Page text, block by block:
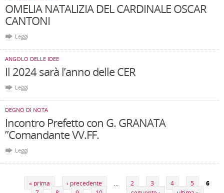
OMELIA NATALIZIA DEL CARDINALE OSCAR
CANTONI
Leggi
ANGOLO DELLE IDEE
Il 2024 sarà l’anno delle CER
Leggi
DEGNO DI NOTA
Incontro Prefetto con G. GRANATA
”Comandante VV.FF.
Leggi
« prima ‹ precedente … 2 3 4 5
6